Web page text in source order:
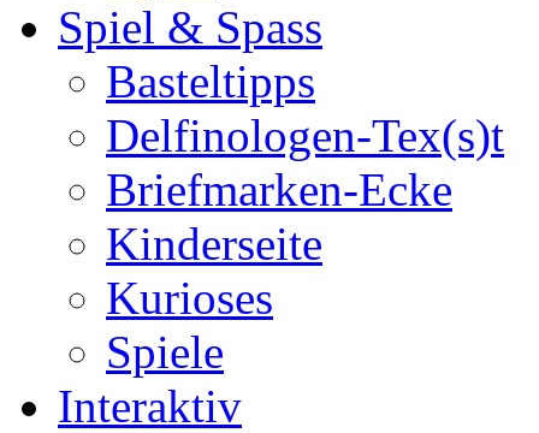
Spiel & Spass
Basteltipps
Delfinologen-Tex(s)t
Briefmarken-Ecke
Kinderseite
Kurioses
Spiele
Interaktiv